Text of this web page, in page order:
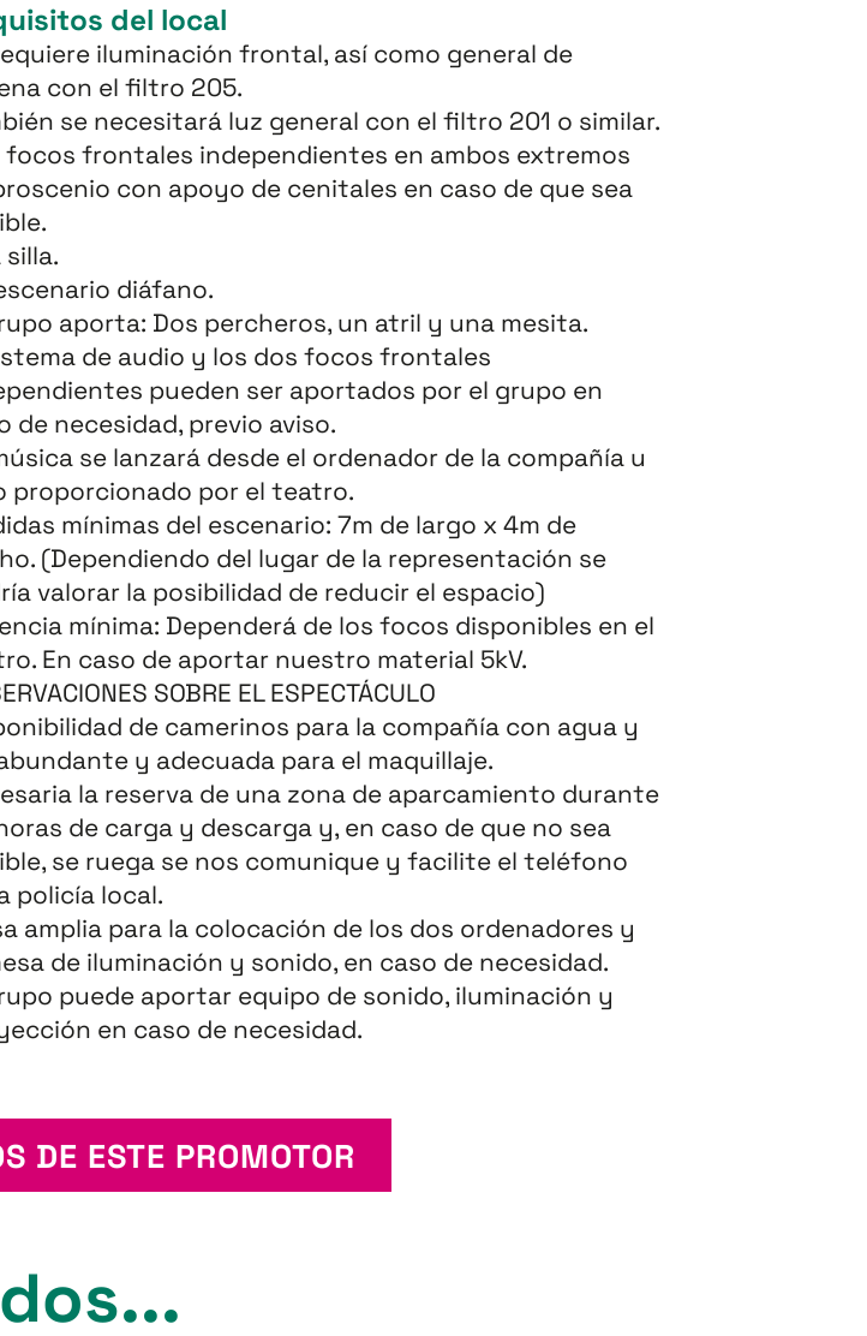
del local
iluminación frontal, así como general de
con el filtro 205.
se necesitará luz general con el filtro 201 o similar.
focos frontales independientes en ambos extremos
con apoyo de cenitales en caso de que sea
silla.
diáfano.
aporta: Dos percheros, un atril y una mesita.
de audio y los dos focos frontales
pueden ser aportados por el grupo en
de necesidad, previo aviso.
se lanzará desde el ordenador de la compañía u
proporcionado por el teatro.
mínimas del escenario: 7m de largo x 4m de
(Dependiendo del lugar de la representación se
valorar la posibilidad de reducir el espacio)
mínima: Dependerá de los focos disponibles en el
En caso de aportar nuestro material 5kV.
SOBRE EL ESPECTÁCULO
de camerinos para la compañía con agua y
y adecuada para el maquillaje.
la reserva de una zona de aparcamiento durante
de carga y descarga y, en caso de que no sea
se ruega se nos comunique y facilite el teléfono
policía local.
amplia para la colocación de los dos ordenadores y
de iluminación y sonido, en caso de necesidad.
puede aportar equipo de sonido, iluminación y
en caso de necesidad.
DE ESTE PROMOTOR